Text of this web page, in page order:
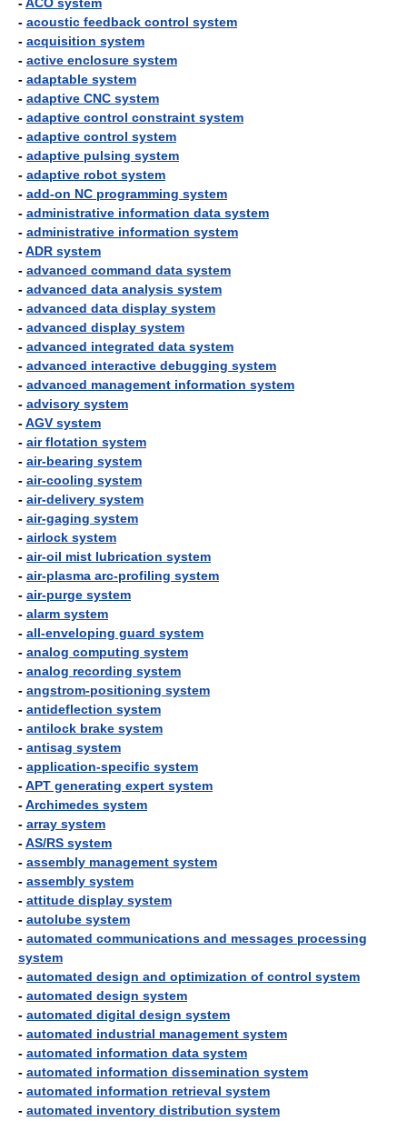
- acoustic feedback control system
- acquisition system
- active enclosure system
- adaptable system
- adaptive CNC system
- adaptive control constraint system
- adaptive control system
- adaptive pulsing system
- adaptive robot system
- add-on NC programming system
- administrative information data system
- administrative information system
-ADR system
- advanced command data system
- advanced data analysis system
- advanced data display system
- advanced display system
- advanced integrated data system
- advanced interactive debugging system
- advanced management information system
- advisory system
-AGV system
- air flotation system
- air-bearing system
- air-cooling system
- air-delivery system
- air-gaging system
- airlock system
- air-oil mist lubrication system
- air-plasma arc-profiling system
- air-purge system
- alarm system
- all-enveloping guard system
- analog computing system
- analog recording system
- angstrom-positioning system
- antideflection system
- antilock brake system
- antisag system
- application-specific system
-APT generating expert system
-Archimedes system
- array system
-AS/RS system
- assembly management system
- assembly system
- attitude display system
- autolube system
- automated communications and messages processing
system
- automated design and optimization of control system
- automated design system
- automated digital design system
- automated industrial management system
- automated information data system
- automated information dissemination system
- automated information retrieval system
- automated inventory distribution system